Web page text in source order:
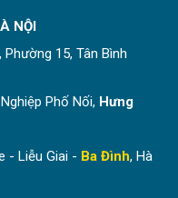
NỘI
15, Tân Bình
Phố Nối, Hưng
- Liễu Giai - Ba Đình, Hà